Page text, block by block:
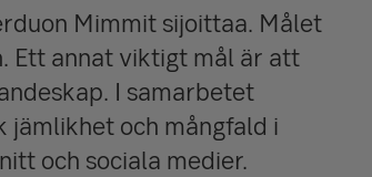
Mimmit sijoittaa. Målet
Ett annat viktigt mål är att
I samarbetet
jämlikhet och mångfald i
och sociala medier.